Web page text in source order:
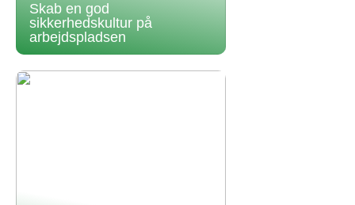
Skab en god
sikkerhedskultur på
arbejdspladsen